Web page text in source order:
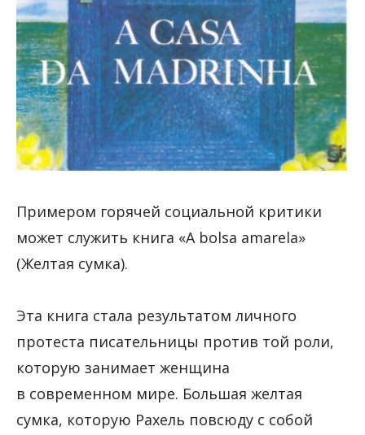
Примером горячей социальной критики
может служить книга «A bolsa amarela»
(Желтая сумка).
Эта книга стала результатом личного
протеста писательницы против той роли,
которую занимает женщина
в современном мире. Большая желтая
сумка, которую Рахель повсюду с собой